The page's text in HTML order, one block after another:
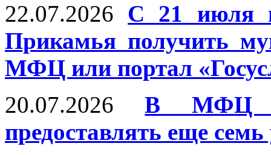
22.07.2026
С 21 июля
Прикамья получить
МФЦ или портал
20.07.2026
В МФЦ
предоставлять еще семь